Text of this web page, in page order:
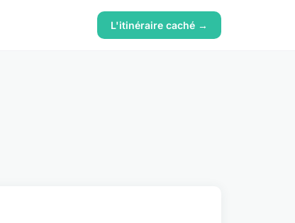
L'itinéraire caché →